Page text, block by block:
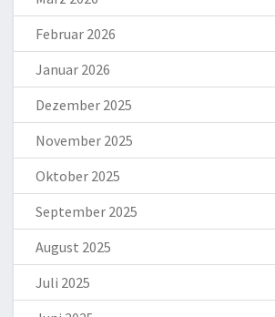
Februar 2026
Januar 2026
Dezember 2025
November 2025
Oktober 2025
September 2025
August 2025
Juli 2025